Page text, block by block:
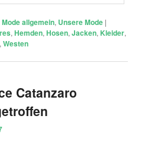
Mode allgemein, Unsere Mode |
,Hemden,Hosen,Jacken, Kleider,
,Westen
Catanzaro